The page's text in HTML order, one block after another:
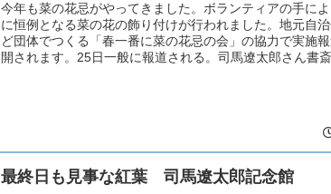
今年も菜の花忌がやってきました。ボランティアの手に
に恒例となる菜の花の飾り付けが行われました。地元自
ど団体でつくる「春一番に菜の花忌の会」の協力で実施
開されます。25日一般に報道される。司馬遼太郎さん書斎
最終日も見事な紅葉 司馬遼太郎記念館